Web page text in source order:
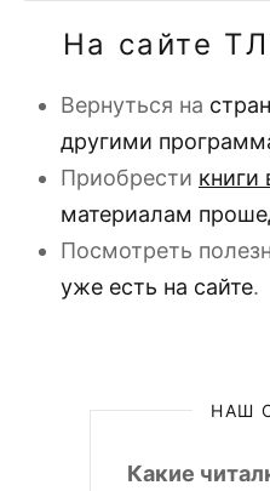
На сайте
Вернуться на
другими
Приобрести книги
материалам
Посмотреть
уже есть на сайте.
НАШ
Какие